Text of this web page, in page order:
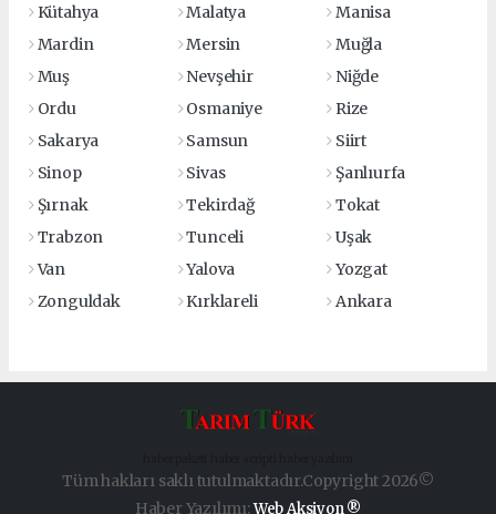
Kütahya
Malatya
Manisa
Mardin
Mersin
Muğla
Muş
Nevşehir
Niğde
Ordu
Osmaniye
Rize
Sakarya
Samsun
Siirt
Sinop
Sivas
Şanlıurfa
Şırnak
Tekirdağ
Tokat
Trabzon
Tunceli
Uşak
Van
Yalova
Yozgat
Zonguldak
Kırklareli Ankara
Tüm hakları saklı tutulmaktadır.Copyright 2026©
Haber Yazılımı:Web Aksiyon ®